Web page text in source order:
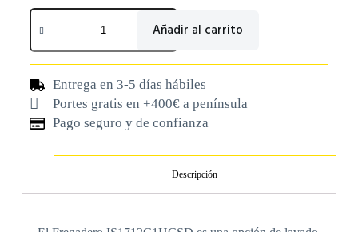
Añadir al carrito
Entrega en 3-5 días hábiles
Portes gratis en +400€ a península
Pago seguro y de confianza
Descripción